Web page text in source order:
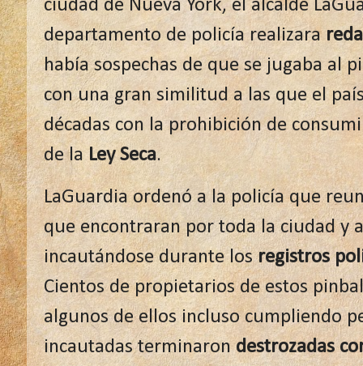
ciudad de Nueva York, el alcalde
departamento de policía realizara
había sospechas de que se jugaba al
con una gran similitud a las que el
décadas con la prohibición de
de laLey Seca.
LaGuardia ordenó a la policía que
que encontraran por toda la ciudad y
incautándose durante losregistros
Cientos de propietarios de estos
algunos de ellos incluso cumpliendo
incautadas terminarondestrozadas